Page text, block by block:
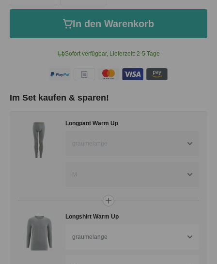
Sofort verfügbar, Lieferzeit: 2-5 Tage
In den Warenkorb
Im Set kaufen & sparen!
Longpant Warm Up
graumelange
Longshirt Warm Up
graumelange